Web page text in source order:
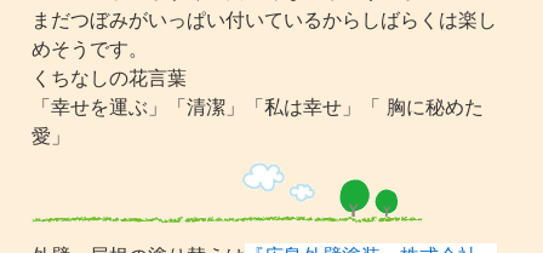
まだつぼみがいっぱい付いているからしばらくは楽し
めそうです。
くちなしの花言葉
「幸せを運ぶ」「清潔」「私は幸せ」「 胸に秘めた
愛」